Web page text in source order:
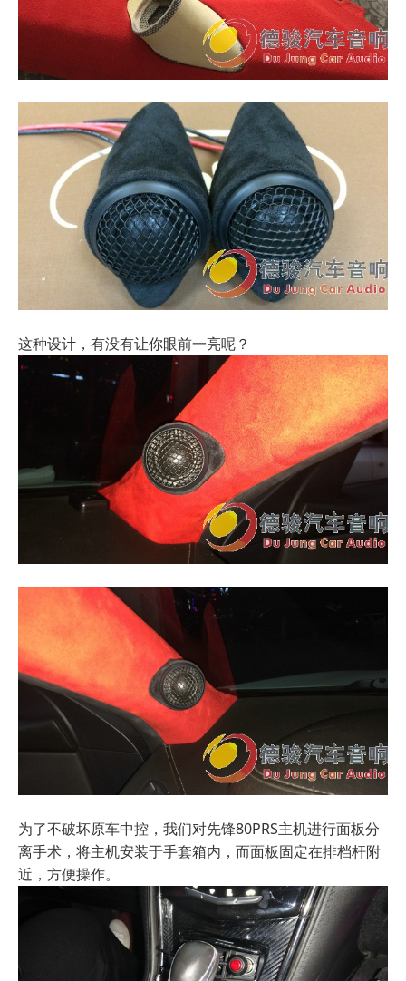
这种设计，有没有让你眼前一亮呢？
为了不破坏原车中控，我们对先锋80PRS主机进行面板分
离手术，将主机安装于手套箱内，而面板固定在排档杆附
近，方便操作。